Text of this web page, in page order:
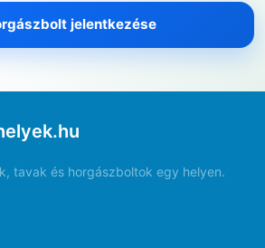
jelentkezése
tavak és horgászboltok egy helyen.